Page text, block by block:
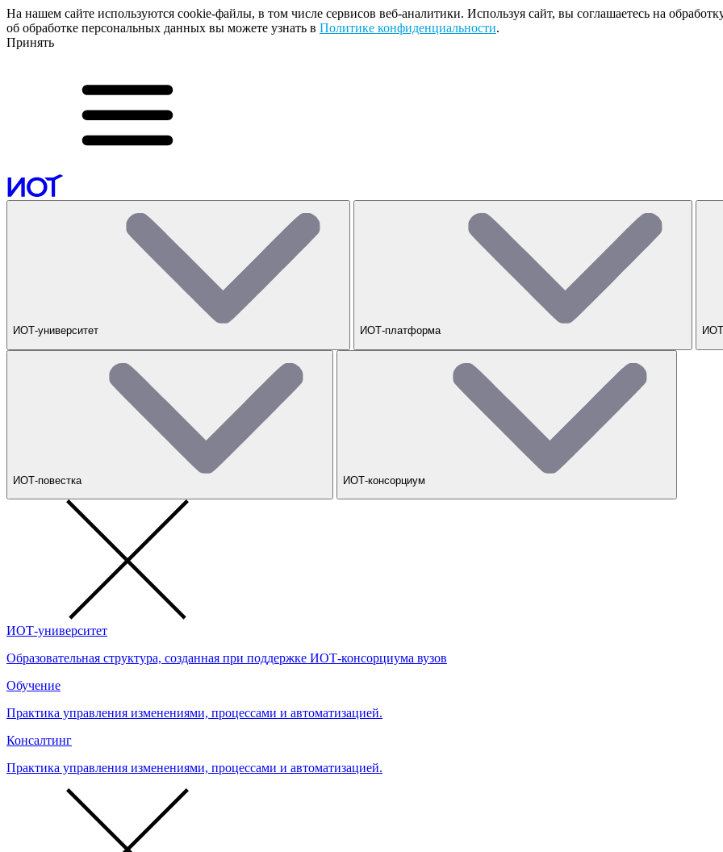
На нашем сайте используются cookie-файлы, в том числе сервисов веб-аналитики. Используя сайт, вы соглашаетесь на
об обработке персональных данных вы можете узнать в Политике конфиденциальности.
Принять
ИОТ-университет ИОТ-платформа
ИОТ-повестка ИОТ-консорциум
ИОТ-университет
Образовательная структура, созданная при поддержке ИОТ-консорциума вузов
Обучение
Практика управления изменениями, процессами и автоматизацией.
Консалтинг
Практика управления изменениями, процессами и автоматизацией.